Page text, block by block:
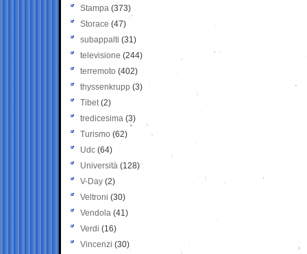
Stampa (373)
Storace (47)
subappalti (31)
televisione(244)
terremoto (402)
thyssenkrupp (3)
Tibet(2)
tredicesima (3)
Turismo (62)
Udc (64)
Università (128)
V-Day (2)
Veltroni (30)
Vendola (41)
Verdi (16)
Vincenzi (30)